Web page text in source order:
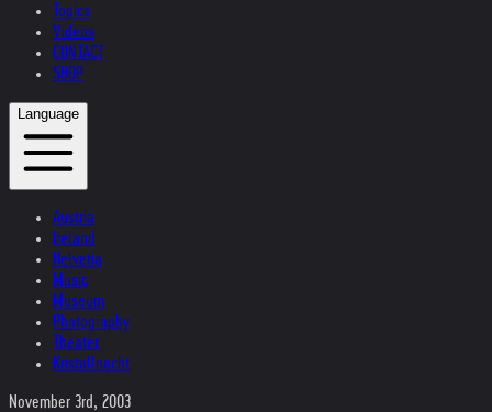
Topics
Videos
CONTACT
SHOP
Language
Austria
Ireland
Helvetia
Music
Museum
Photography
Theater
Kristallnacht
November 3rd, 2003